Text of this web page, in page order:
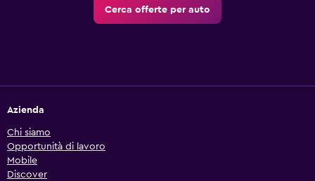
Cerca offerte per auto
Azienda
Chi siamo
Opportunità di lavoro
Mobile
Discover